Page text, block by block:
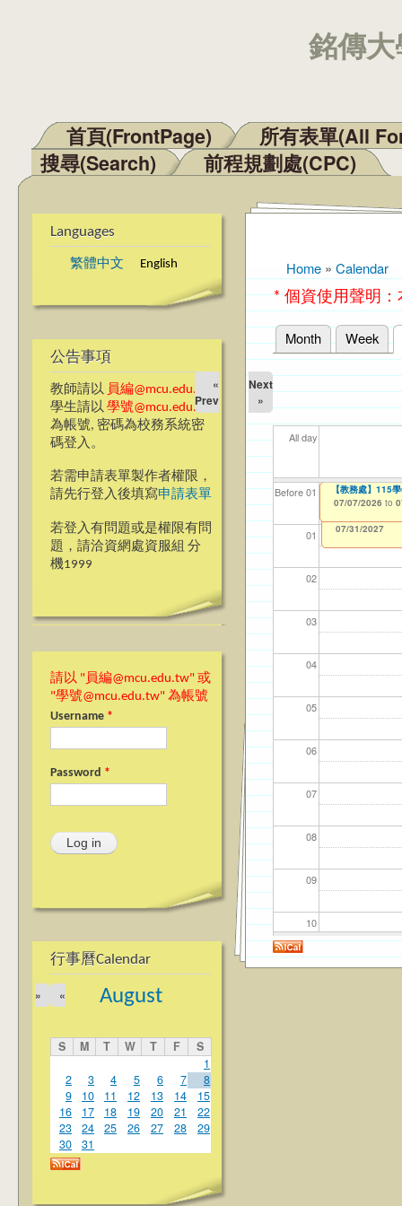
銘傳
Main menu
首頁(FrontPage)
所有表單(All
搜尋(Search)
前程規劃處(CPC)
Languages
繁體中文 English
公告事項
教師請以 員編@mcu.edu.tw
學生請以 學號@mcu.edu.tw
為帳號, 密碼為校務系統密
碼登入。
若需申請表單製作者權限，
請先行登入後填寫申請表單
若登入有問題或是權限有問
題，請洽資網處資服組 分
機1999
請以 "員編@mcu.edu.tw" 或
"學號@mcu.edu.tw" 為帳號
Username *
Password *
行事曆Calendar
August
«
»
S M T W T F
S
1
2
3 4 5 6 7
8
9
10 11 12 13 14
15
16
17 18 19 20 21
22
23
24 25 26 27 28
29
30
31
You are here
Home » Calendar
* 個資使用聲明
Primary tabs
Month Week
«
Prev
Next
»
All day
Before 01
01
02
03
04
05
06
07
08
09
10
11
【資網處】
整合系統～表單
12/31/2027
【財務處】工讀
11/12/2021 to
【財務處】漏打
錄
07/31/2027
114
04/
【學
07/
商品
11/
教務
11/
【教學暨學習資
06/23/2026 to
【教務處】115
07/07/2026 to